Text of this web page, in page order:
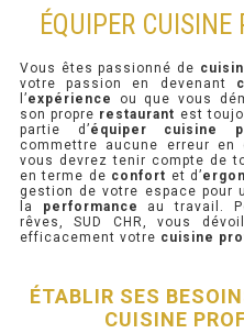
SNACK
BOULANGERIE
GLACIER
TABLE RÉFRIGÉRÉE
TABLE COMPACTE
ÉQUIPER
Vous êtes passionné de
votre passion en devenant
l’expérience ou que vous
son propre restaurant est
partie d’équiper cuisine
commettre aucune erreur
vous devrez tenir compte de
en terme de confort et d’
gestion de votre espace pour
la
performance
au travail.
rêves, SUD CHR, vous
efficacement votre cuisine
ÉTABLIR SES
CUISINE